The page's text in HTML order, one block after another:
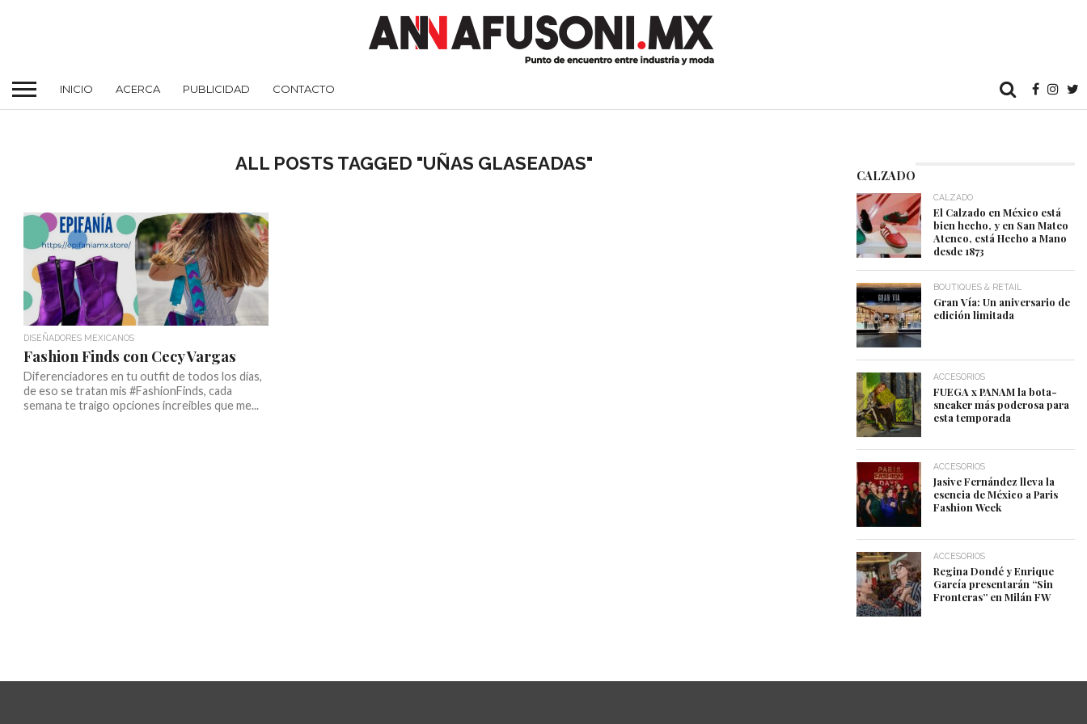
INICIO ACERCA PUBLICIDAD CONTACTO
ALL POSTS TAGGED "UÑAS GLASEADAS"
DISEÑADORES MEXICANOS
Fashion Finds con Cecy Vargas
Diferenciadores en tu outfit de todos los días,
de eso se tratan mis #FashionFinds, cada
semana te traigo opciones increibles que me...
CALZADO
CALZADO
El Calzado en México está
bien hecho, y en San Mateo
Atenco, está Hecho a Mano
desde 1873
BOUTIQUES & RETAIL
Gran Vía: Un aniversario de
edición limitada
ACCESORIOS
FUEGA x PANAM la bota-
sneaker más poderosa para
esta temporada
ACCESORIOS
Jasive Fernández lleva la
esencia de México a Paris
Fashion Week
ACCESORIOS
Regina Dondé y Enrique
García presentarán “Sin
Fronteras” en Milán FW